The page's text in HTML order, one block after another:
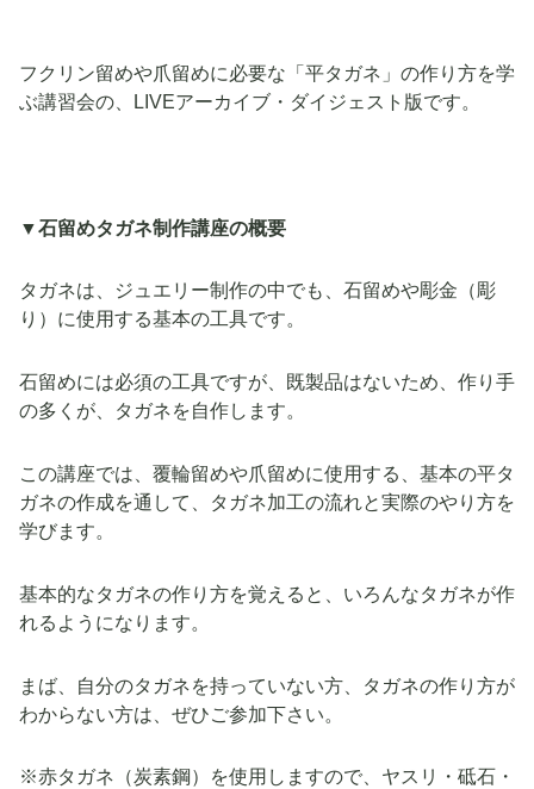
フクリン留めや爪留めに必要な「平タガネ」の作り方を学
ぶ講習会の、LIVEアーカイブ・ダイジェスト版です。
▼石留めタガネ制作講座の概要
タガネは、ジュエリー制作の中でも、石留めや彫金（彫
り）に使用する基本の工具です。
石留めには必須の工具ですが、既製品はないため、作り手
の多くが、タガネを自作します。
この講座では、覆輪留めや爪留めに使用する、基本の平タ
ガネの作成を通して、タガネ加工の流れと実際のやり方を
学びます。
基本的なタガネの作り方を覚えると、いろんなタガネが作
れるようになります。
まば、自分のタガネを持っていない方、タガネの作り方が
わからない方は、ぜひご参加下さい。
※赤タガネ（炭素鋼）を使用しますので、ヤスリ・砥石・